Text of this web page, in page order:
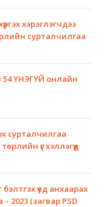
хэрэглэгчдээ
сурталчилгаа
54 ҮНЭГҮЙ онлайн
сурталчилгаа
үг хэллэгүүд
үед анхаарах
2023 (загвар PSD